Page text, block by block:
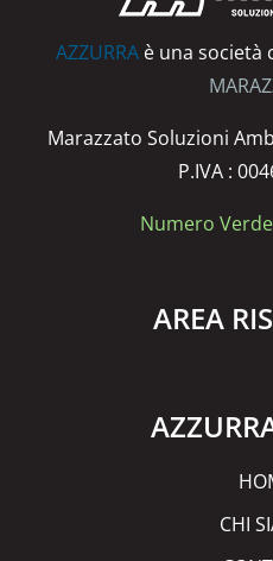
AZZURRA è una società
Marazzato Soluzioni
P.IVA :
Numero Verde
AREA
CHI